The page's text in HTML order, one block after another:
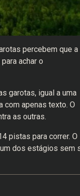
percebem que a
achar o
garotas, igual a uma
com apenas texto. O
as outras.
pistas para correr. O
dos estágios sem